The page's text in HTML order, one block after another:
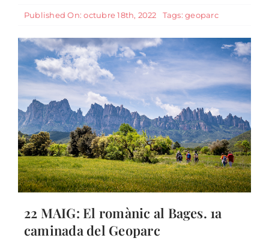
Published On: octubre 18th, 2022 Tags:geoparc
22 MAIG: El romànic al Bages. 1a
caminada del Geoparc